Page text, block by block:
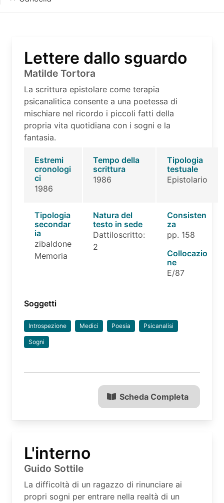
Lettere dallo sguardo
Matilde Tortora
La scrittura epistolare come terapia
psicanalitica consente a una poetessa di
mischiare nel ricordo i piccoli fatti della
propria vita quotidiana con i sogni e la
fantasia.
Estremi
cronologi
ci
1986
Tempo della
scrittura
1986
Tipologia
testuale
Epistolario
Tipologia
secondar
ia
zibaldone
Memoria
Natura del
testo in sede
Dattiloscritto:
2
Consisten
za
pp. 158
Collocazio
ne
E/87
Soggetti
Introspezione Medici Poesia Psicanalisi
Sogni
Scheda Completa
L'interno
Guido Sottile
La difficoltà di un ragazzo di rinunciare ai
propri sogni per entrare nella realtà di un